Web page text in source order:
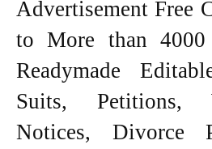
Advertisement Free
to More than
Readymade
Suits, Petitions,
Notices, Divorce